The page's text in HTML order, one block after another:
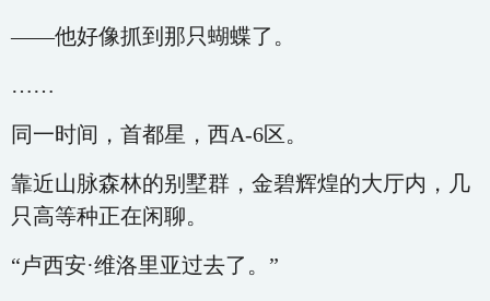
——他好像抓到那只蝴蝶了。
……
同一时间，首都星，西A-6区。
靠近山脉森林的别墅群，金碧辉煌的大厅内，几
只高等种正在闲聊。
“卢西安·维洛里亚过去了。”